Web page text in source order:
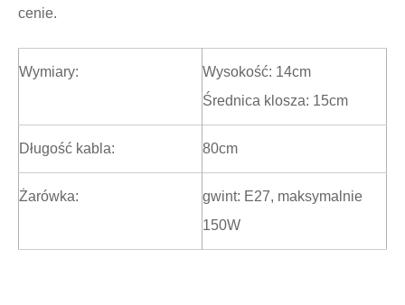
cenie.
Wymiary:
Wysokość: 14cm
Średnica klosza: 15cm
Długość kabla: 80cm
Żarówka:
gwint: E27, maksymalnie
150W